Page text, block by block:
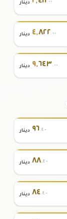
.٠٠ دينار
٤,٨٢٢.٠٠ دينار
٩,٦٤٣.٠٠ دينار
٩٦.٤٠ دينار
٨٨.٤٠ دينار
٨٤.٤٠ دينار